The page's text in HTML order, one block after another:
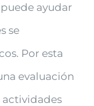
ayudar
se
Por esta
evaluación
actividades